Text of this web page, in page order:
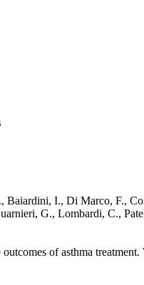
Baiardini, I., Di Marco, F.,
G., Lombardi, C.,
of asthma